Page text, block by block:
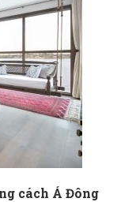
cách Á Đông